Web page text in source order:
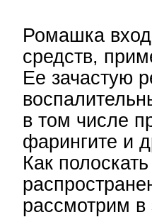
Ромашка
средств,
Ее зачастую
в том числе
фарингите и
Как
рассмотрим в